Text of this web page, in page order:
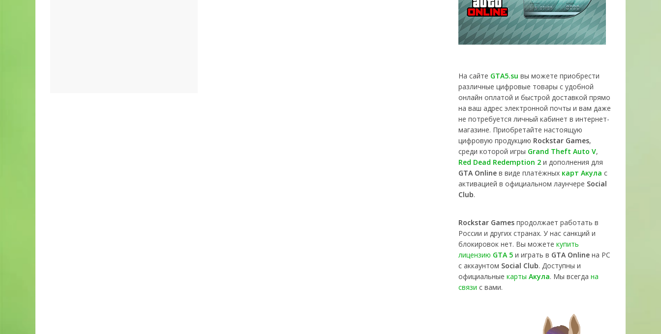
На сайте GTA5.su вы можете приобрести
различные цифровые товары с удобной
онлайн оплатой и быстрой доставкой прямо
на ваш адрес электронной почты и вам даже
не потребуется личный кабинет в интернет-
магазине. Приобретайте настоящую
цифровую продукцию Rockstar Games,
среди которой игры Grand Theft Auto V,
Red Dead Redemption 2 и дополнения для
GTA Online в виде платёжных карт Акула с
активацией в официальном лаунчере Social
Club.
Rockstar Games продолжает работать в
России и других странах. У нас санкций и
блокировок нет. Вы можете купить
лицензию GTA 5 и играть в GTA Online на PC
с аккаунтом Social Club. Доступны и
официальные карты Акула. Мы всегда на
связи с вами.